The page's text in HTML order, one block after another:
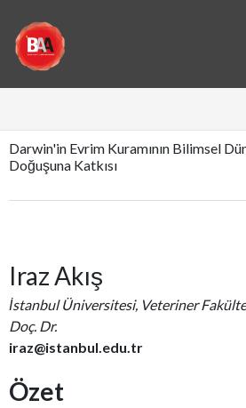
Darwin'in Evrim Kuramının Bilimsel
Doğuşuna Katkısı
Iraz Akış
İstanbul Üniversitesi, Veteriner
Doç. Dr.
iraz@istanbul.edu.tr
Özet